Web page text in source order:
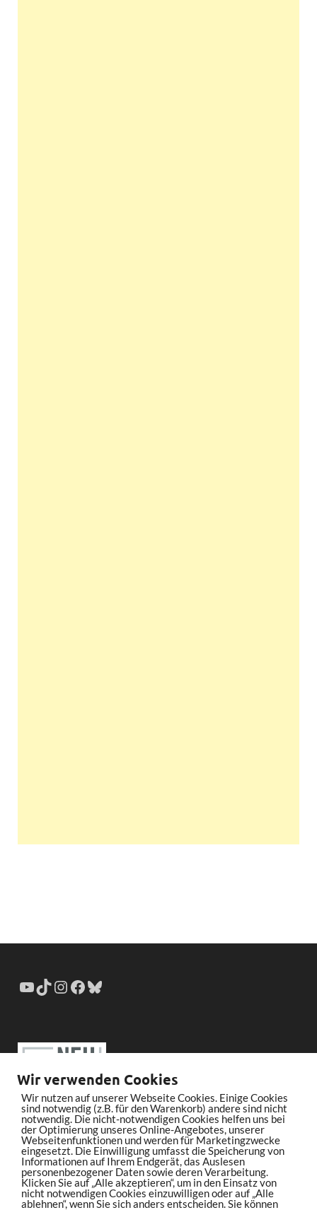
Wir verwenden Cookies
Wir nutzen auf unserer Webseite Cookies. Einige Cookies
sind notwendig (z.B. für den Warenkorb) andere sind nicht
notwendig. Die nicht-notwendigen Cookies helfen uns bei
der Optimierung unseres Online-Angebotes, unserer
Webseitenfunktionen und werden für Marketingzwecke
eingesetzt. Die Einwilligung umfasst die Speicherung von
Informationen auf Ihrem Endgerät, das Auslesen
personenbezogener Daten sowie deren Verarbeitung.
Klicken Sie auf „Alle akzeptieren“, um in den Einsatz von
nicht notwendigen Cookies einzuwilligen oder auf „Alle
ablehnen“, wenn Sie sich anders entscheiden. Sie können